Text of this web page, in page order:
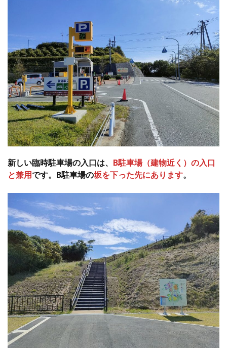
新しい臨時駐車場の入口は、 B駐車場（建物近く）の入口
と兼用です。B駐車場の坂を下った先にあります。